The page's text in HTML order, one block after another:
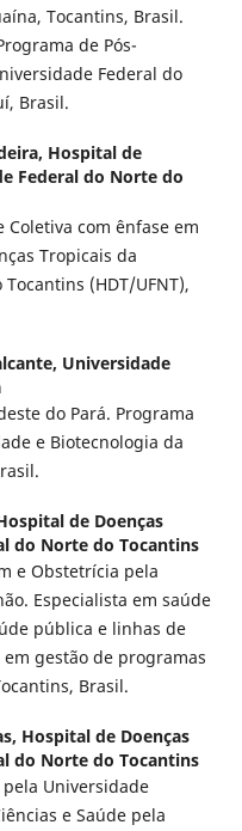
Tocantins, Brasil.
de Pós-
Federal do
Brasil.
Hospital de
Federal do Norte do
com ênfase em
Tropicais da
(HDT/UFNT),
Universidade
do Pará. Programa
e Biotecnologia da
de Doenças
do Norte do Tocantins
e Obstetrícia pela
Especialista em saúde
pública e linhas de
gestão de programas
Brasil.
Hospital de Doenças
do Norte do Tocantins
Universidade
e Saúde pela